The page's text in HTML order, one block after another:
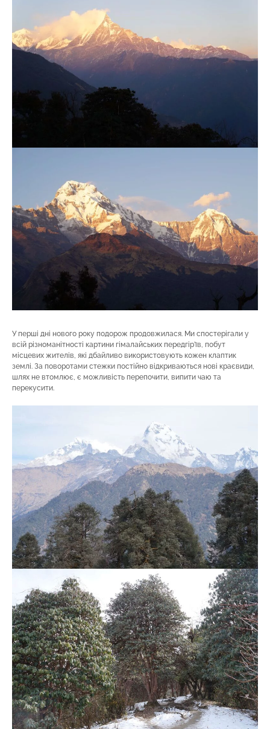
У перші дні нового року подорож продовжилася. Ми спостерігали у
всій різноманітності картини гімалайських передгір’їв, побут
місцевих жителів, які дбайливо використовують кожен клаптик
землі. За поворотами стежки постійно відкриваються нові краєвиди,
шлях не втомлює, є можливість перепочити, випити чаю та
перекусити.